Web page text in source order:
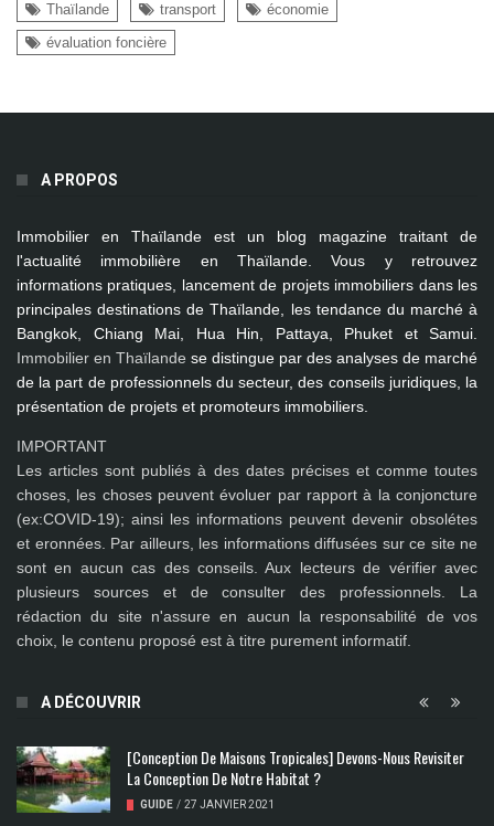
Thaïlande
transport
économie
évaluation foncière
A PROPOS
Immobilier en Thaïlande est un blog magazine traitant de
l'actualité immobilière en Thaïlande. Vous y retrouvez
informations pratiques, lancement de projets immobiliers dans les
principales destinations de Thaïlande, les tendance du marché à
Bangkok, Chiang Mai, Hua Hin, Pattaya, Phuket et Samui
Immobilier en Thaïlande se distingue par des analyses de marché
de la part de professionnels du secteur, des conseils juridiques, la
présentation de projets et promoteurs immobiliers.
IMPORTANT
Les articles sont publiés à des dates précises et comme toutes
choses, les choses peuvent évoluer par rapport à la conjoncture
(ex:COVID-19); ainsi les informations peuvent devenir obsolétes
et eronnées. Par ailleurs, les informations diffusées sur ce site ne
sont en aucun cas des conseils. Aux lecteurs de vérifier avec
plusieurs sources et de consulter des professionnels. La
rédaction du site n'assure en aucun la responsabilité de vos
choix, le contenu proposé est à titre purement informatif.
A DÉCOUVRIR
[Conception De Maisons Tropicales] Devons-Nous Revisiter
La Conception De Notre Habitat ?
GUIDE / 27 JANVIER 2021